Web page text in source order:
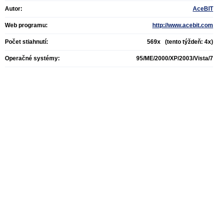
Autor: AceBIT
Web programu: http://www.acebit.com
Počet stiahnutí: 569x (tento týždeň: 4x)
Operačné systémy: 95/ME/2000/XP/2003/Vista/7